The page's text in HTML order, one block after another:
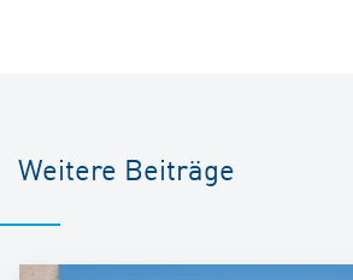
Weitere Beiträge